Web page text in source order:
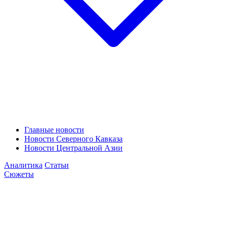
Главные новости
Новости Северного Кавказа
Новости Центральной Азии
Аналитика Статьи
Сюжеты